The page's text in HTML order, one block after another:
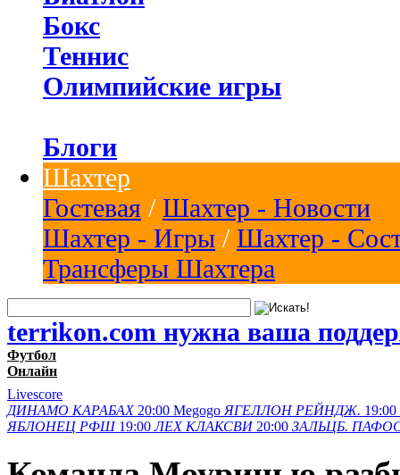
Бокс
Теннис
Олимпийские игры
Блоги
Шахтер
Гостевая / Шахтер - Новости
Шахтер - Игры / Шахтер -
Трансферы Шахтера
terrikon.com нужна ваша
Футбол
Онлайн
Livescore
ДИНАМО КАРАБАХ 20:00 Megogo ЯГЕЛЛОН РЕЙНДЖ. 19:00
ЯБЛОНЕЦ РФШ 19:00 ЛЕХ КЛАКСВИ 20:00 ЗАЛЬЦБ.